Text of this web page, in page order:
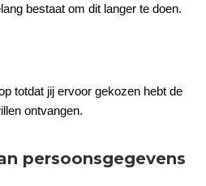
bestaat om dit langer te doen.
totdat jij ervoor gekozen hebt de
ontvangen.
persoonsgegevens